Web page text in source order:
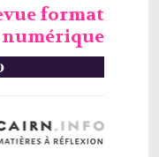
format
numérique